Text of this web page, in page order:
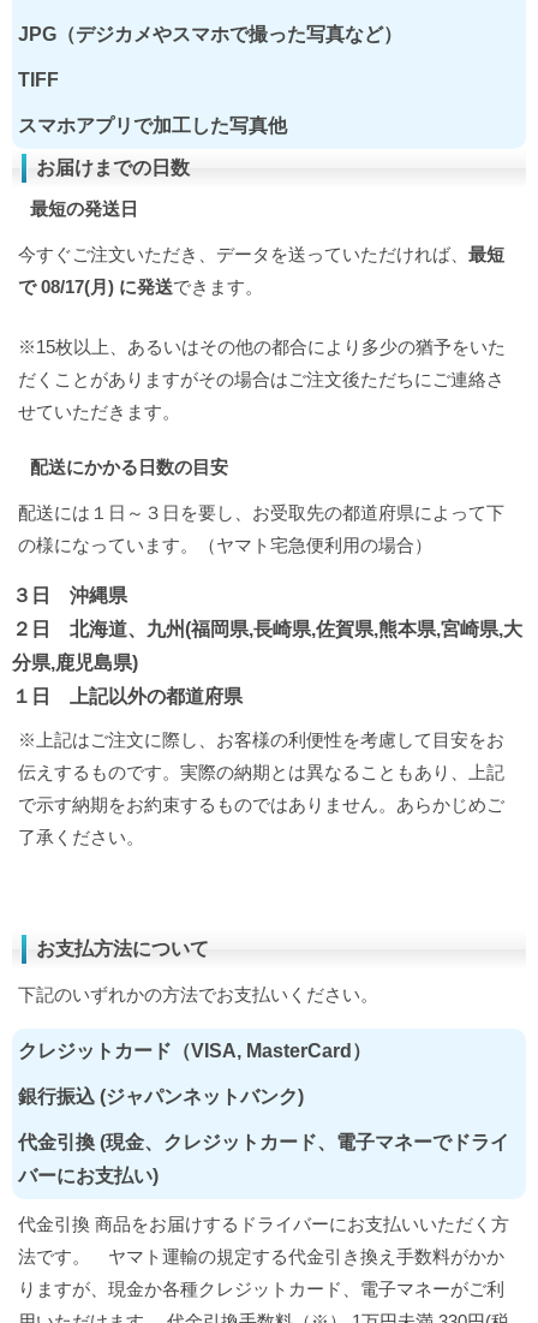
JPG（デジカメやスマホで撮った写真など）
TIFF
スマホアプリで加工した写真他
お届けまでの日数
最短の発送日
今すぐご注文いただき、データを送っていただければ、 最短
で 08/17(月) に発送できます。
※15枚以上、あるいはその他の都合により多少の猶予をいた
だくことがありますがその場合はご注文後ただちにご連絡さ
せていただきます。
配送にかかる日数の目安
配送には１日～３日を要し、お受取先の都道府県によって下
の様になっています。（ヤマト宅急便利用の場合）
３日 沖縄県
２日 北海道、九州(福岡県,長崎県,佐賀県,熊本県,宮崎県,大
分県,鹿児島県)
１日 上記以外の都道府県
※上記はご注文に際し、お客様の利便性を考慮して目安をお
伝えするものです。実際の納期とは異なることもあり、上記
で示す納期をお約束するものではありません。あらかじめご
了承ください。
お支払方法について
下記のいずれかの方法でお支払いください。
クレジットカード（VISA, MasterCard）
銀行振込 (ジャパンネットバンク)
代金引換 (現金、クレジットカード、電子マネーでドライ
バーにお支払い)
代金引換 商品をお届けするドライバーにお支払いいただく方
法です。 ヤマト運輸の規定する代金引き換え手数料がかか
りますが、現金か各種クレジットカード、電子マネーがご利